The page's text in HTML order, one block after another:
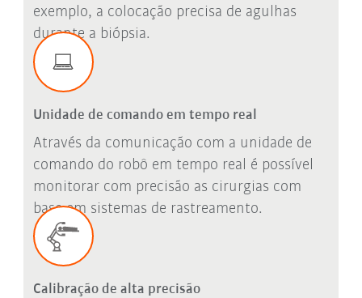
exemplo, a colocação precisa de agulhas
durante a biópsia.
Unidade de comando em tempo real
Através da comunicação com a unidade de
comando do robô em tempo real é possível
monitorar com precisão as cirurgias com
base em sistemas de rastreamento.
Calibração de alta precisão